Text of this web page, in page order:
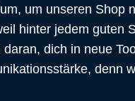
um unseren Shop
hinter jedem guten
dich in neue
denn